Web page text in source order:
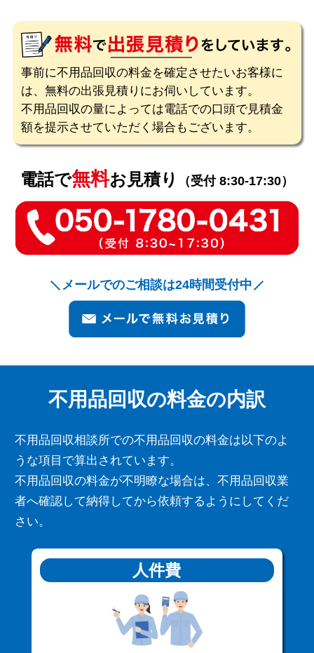
事前に不用品回収の料金を確定させたいお客様に
は、無料の出張見積りにお伺いしています。
不用品回収の量によっては電話での口頭で見積金
額を提示させていただく場合もございます。
電話で無料お見積り （受付 8:30-17:30）
メールでのご相談は24時間受付中
不用品回収の料金の内訳
不用品回収相談所での不用品回収の料金は以下のよ
うな項目で算出されています。
不用品回収の料金が不明瞭な場合は、不用品回収業
者へ確認して納得してから依頼するようにしてくだ
さい。
人件費